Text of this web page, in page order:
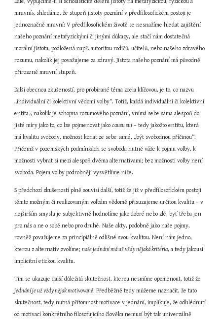
mravní6, shledáme, že stupeň jistoty poznání v předfilosofickém postoji je
jednoznačně mravní: V předfilosofickém životě se nesnažíme hledat zajištění
našeho poznání metafyzickými či jinými důkazy, ale stačí nám dostatečná
morální jistota, podložená např. autoritou rodičů, učitelů, nebo našeho zdravého
rozumu, nakolik jej považujeme za zdravý. Jistota našeho poznání má původně
přirozeně mravní stupeň.
Další obecnou zkušeností, pro probírané téma zcela klíčovou, je to, co nazvu
„individuální či kolektivní vědomí volby“. Totiž, každá individuální či kolektivní
entita7, nakolik je schopna rozumového poznání, vnímá sebe sama alespoň do
jisté míry jako to, co lze pojmenovat jako causu sui – tedy jakožto entitu, která
má kvalitu svobody, možnost konat ze sebe samé, „být svobodnou příčinou“.
Přičemž v pozemských podmínkách se svoboda nutně váže k pojmu volby, k
možnosti vybrat si mezi alespoň dvěma alternativami; bez možnosti volby není
svoboda. Pojem volby podrobněji vysvětlíme níže.
S předchozí zkušeností plně souvisí další, totiž že již v předfilosofickém postoji
těmto možným či realizovaným volbám vědomě přisuzujeme určitou kvalitu – v
nejširším smyslu je subjektivně hodnotíme jako dobré nebo zlé, byť třeba jen
pro nás a ne o sobě nebo pro druhé. Naše akty, podobně jako naše pojmy,
rovněž považujeme za principiálně odlišné svou kvalitou. Není nám jedno,
kterou z alternativ zvolíme; naše jednání má už vždy nějaká kritéria, a tedy jakousi
implicitní etickou kvalitu.
jednání je už vždy nějak motivované. Předběžně tedy můžeme naznačit, že tato
skutečnost, tedy nutná přítomnost motivace v jednání, implikuje, že odhlédnutí
od motivací konkrétního filosofujícího člověka nemusí být tak univerzálně